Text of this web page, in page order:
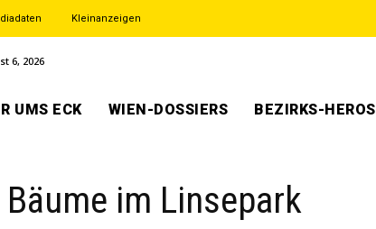
Kleinanzeigen
6, 2026
UMS ECK WIEN-DOSSIERS BEZIRKS-HEROS
im Linsepark